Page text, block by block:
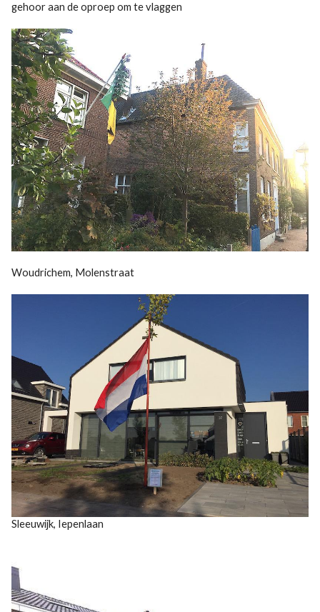
gehoor aan de oproep om te vlaggen
Woudrichem, Molenstraat
Sleeuwijk, Iepenlaan